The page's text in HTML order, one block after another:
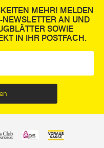
MEHR! MELDEN
AN UND
SOWIE
IN IHR POSTFACH.